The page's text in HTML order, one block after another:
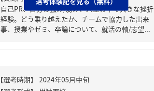
自己PR、自分の強み/弱み、人生の中で大きな挫折
経験。どう乗り越えたか、チームで協力した出来
事、授業やゼミ、卒論について、就活の軸/志望...